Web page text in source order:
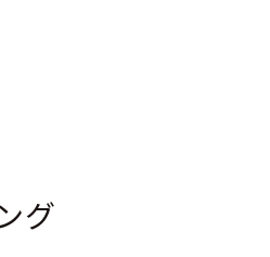
グ